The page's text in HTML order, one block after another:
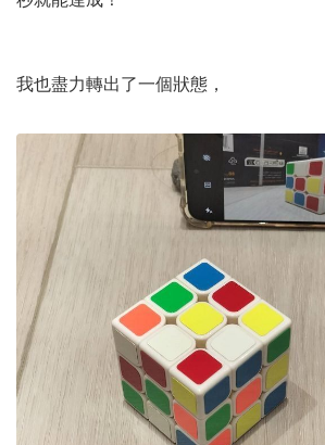
我也盡力轉出了一個狀態，